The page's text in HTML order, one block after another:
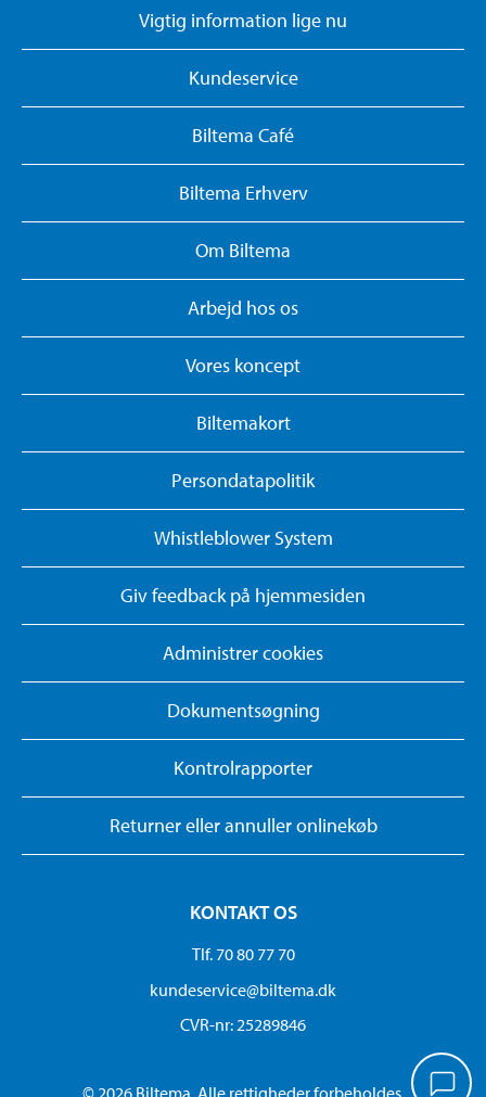
Vigtig information lige nu
Kundeservice
Biltema Café
Biltema Erhverv
Om Biltema
Arbejd hos os
Vores koncept
Biltemakort
Persondatapolitik
Whistleblower System
Giv feedback på hjemmesiden
Administrer cookies
Dokumentsøgning
Kontrolrapporter
Returner eller annuller onlinekøb
KONTAKT OS
Tlf. 70 80 77 70
kundeservice@biltema.dk
CVR-nr: 25289846